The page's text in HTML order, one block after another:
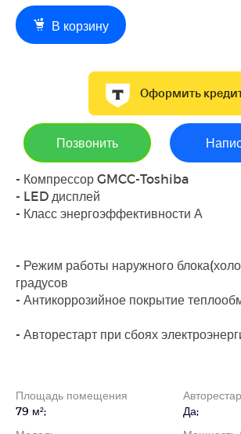
В корзину
Оформить
Позвонить
- Компрессор GMCC-Toshiba
- LED дисплей
- Класс
- Режим работы наружного
градусов
- Антикоррозийное покрытие
- Авторестарт при сбоях
Площадь помещения
79 м²;
Да;